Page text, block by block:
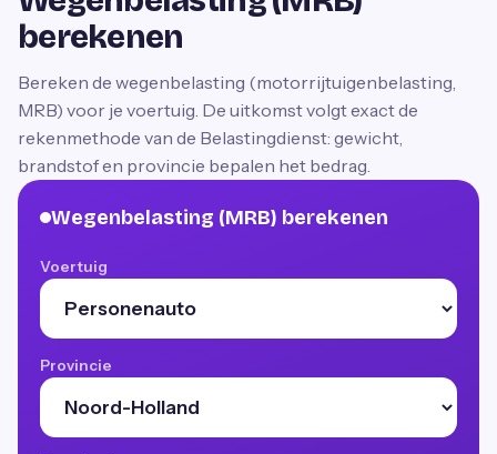
berekenen
Bereken de wegenbelasting (motorrijtuigenbelasting,
MRB) voor je voertuig. De uitkomst volgt exact de
rekenmethode van de Belastingdienst: gewicht,
brandstof en provincie bepalen het bedrag.
Wegenbelasting (MRB) berekenen
Voertuig
Provincie